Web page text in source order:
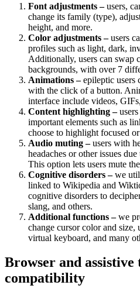
Font adjustments –users,
change its family (type),
height, and more.
Color adjustments –users
profiles such as light, dark,
Additionally, users can swap
backgrounds, with over 7
Animations –epileptic users
with the click of a button.
interface include videos,
Content highlighting –users
important elements such as
choose to highlight focused
Audio muting –users with
headaches or other issues
This option lets users mute
Cognitive disorders –we
linked to Wikipedia and
cognitive disorders to
slang, and others.
Additional functions –we
change cursor color and size,
virtual keyboard, and many
Browser and assistive
compatibility